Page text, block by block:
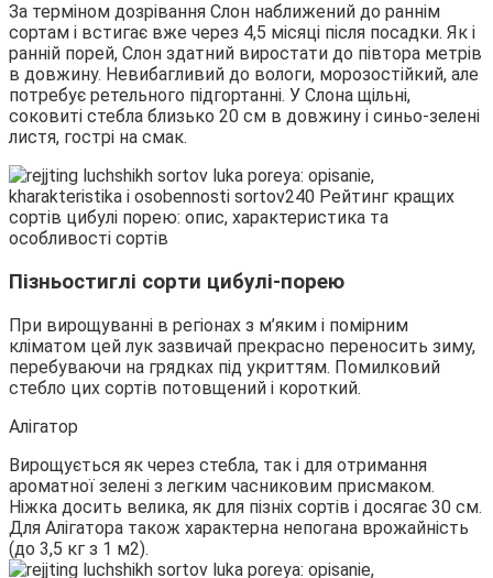
За терміном дозрівання Слон наближений до раннім
сортам і встигає вже через 4,5 місяці після посадки. Як і
ранній порей, Слон здатний виростати до півтора метрів
в довжину. Невибагливий до вологи, морозостійкий, але
потребує ретельного підгортанні. У Слона щільні,
соковиті стебла близько 20 см в довжину і синьо-зелені
листя, гострі на смак.
Пізньостиглі сорти цибулі-порею
При вирощуванні в регіонах з м’яким і помірним
кліматом цей лук зазвичай прекрасно переносить зиму,
перебуваючи на грядках під укриттям. Помилковий
стебло цих сортів потовщений і короткий.
Алігатор
Вирощується як через стебла, так і для отримання
ароматної зелені з легким часниковим присмаком.
Ніжка досить велика, як для пізніх сортів і досягає 30 см.
Для Алігатора також характерна непогана врожайність
(до 3,5 кг з 1 м2).